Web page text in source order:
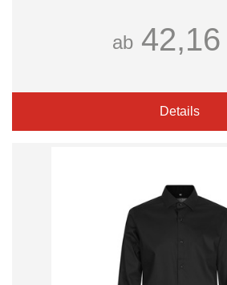
ab
Details